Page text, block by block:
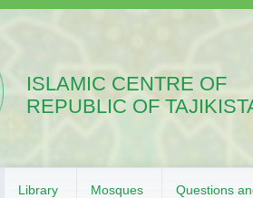
ISLAMIC CENTRE OF
REPUBLIC OF
Library Mosques Questions